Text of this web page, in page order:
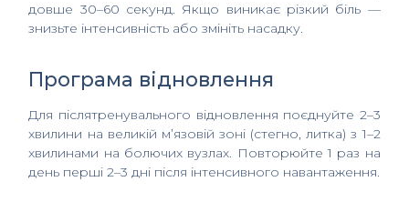
довше 30–60 секунд. Якщо виникає різкий біль —
знизьте інтенсивність або змініть насадку.
Програма відновлення
Для післятренувального відновлення поєднуйте 2–3
хвилини на великій м’язовій зоні (стегно, литка) з 1–2
хвилинами на болючих вузлах. Повторюйте 1 раз на
день перші 2–3 дні після інтенсивного навантаження.